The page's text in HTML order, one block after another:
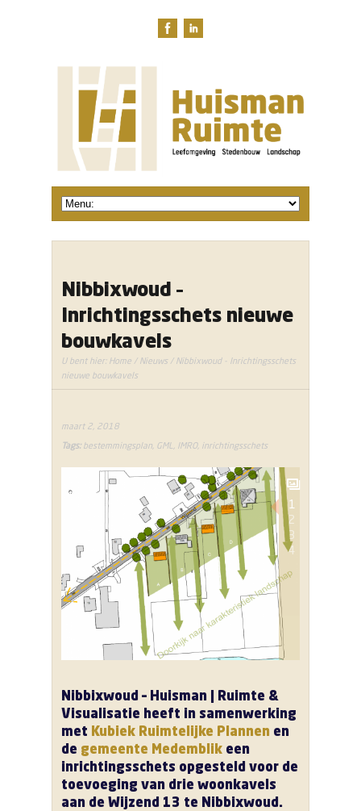
Nibbixwoud –
Inrichtingsschets nieuwe
bouwkavels
U bent hier: Home / Nieuws/ Nibbixwoud - Inrichtingsschets
nieuwe bouwkavels
maart 2, 2018
Tags: bestemmingsplan GML IMRO, inrichtingsschets
1
2
3
4
Nibbixwoud – Huisman | Ruimte &
Visualisatie heeft in samenwerking
met Kubiek Ruimtelijke Plannen en
de gemeente Medemblik een
inrichtingsschets opgesteld voor de
toevoeging van drie woonkavels
aan de Wijzend 13 te Nibbixwoud.